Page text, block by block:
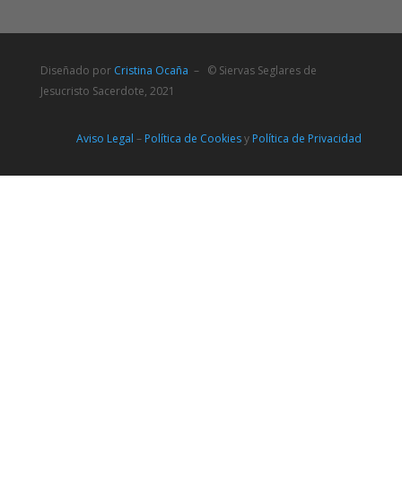
Diseñado por Cristina Ocaña – © Siervas Seglares de
Jesucristo Sacerdote, 2021
Aviso Legal – Política de Cookiesy Política de Privacidad